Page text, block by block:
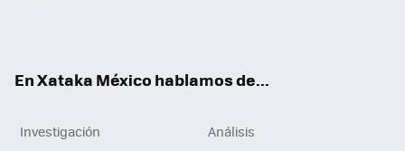
En Xataka México hablamos de...
Investigación
Análisis